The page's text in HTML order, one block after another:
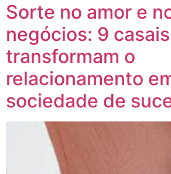
Sorte no amor e
negócios: 9 casais
transformam o
relacionamento
sociedade de